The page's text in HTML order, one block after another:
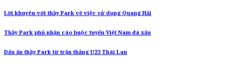
Lời khuyên với thầy Park về việc sử dụng Quang Hải
Thầy Park phủ nhận cáo buộc tuyển Việt Nam đá xấu
Dấu ấn thầy Park từ trận thắng U23 Thái Lan